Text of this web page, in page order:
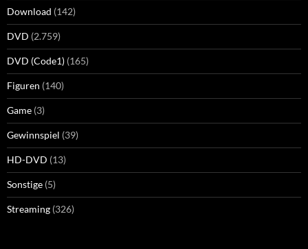
Download (142)
DVD (2.759)
DVD (Code1) (165)
Figuren (140)
Game (3)
Gewinnspiel (39)
HD-DVD (13)
Sonstige (5)
Streaming (326)